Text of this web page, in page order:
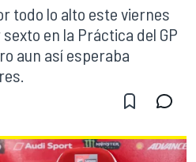
todo lo alto este viernes
en la Práctica del GP
aun así esperaba